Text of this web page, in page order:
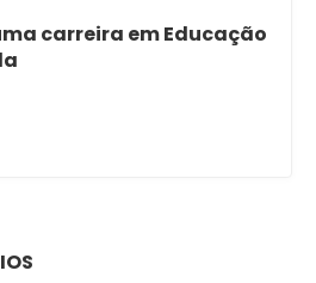
carreira em Educação